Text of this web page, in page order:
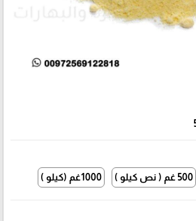
500 غم ( نص كيلو ) 1000غم (كيلو )